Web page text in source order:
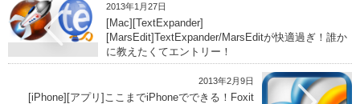
2013年1月27日
[Mac][TextExpander]
[MarsEdit]TextExpander/MarsEditが快適過ぎ！誰か
に教えたくてエントリー！
2013年2月9日
[iPhone][アプリ]ここまでiPhoneでできる！Foxit